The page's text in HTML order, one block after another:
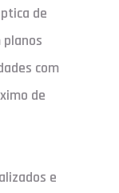
de
com
de
e